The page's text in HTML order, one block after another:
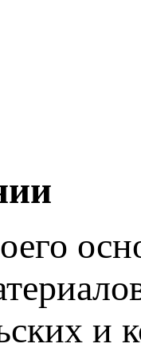
и